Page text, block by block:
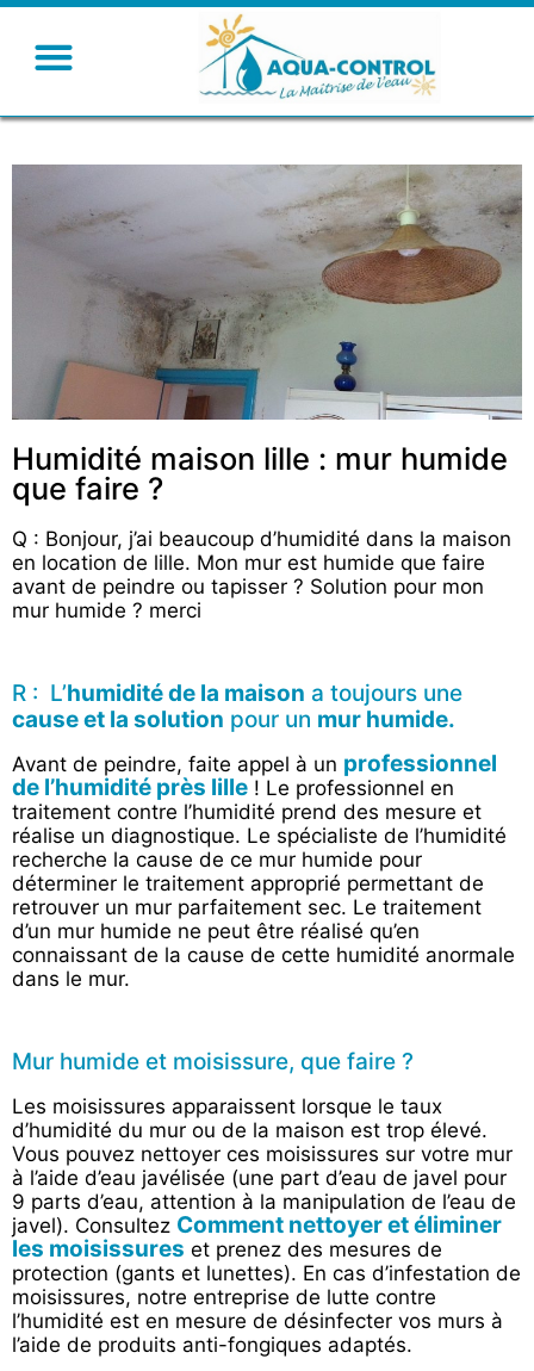
Humidité maison lille : mur humide
que faire ?
Q : Bonjour, j’ai beaucoup d’humidité dans la maison
en location de lille. Mon mur est humide que faire
avant de peindre ou tapisser ? Solution pour mon
mur humide ? merci
R : L’humidité de la maison a toujours une
cause et la solution pour un mur humide.
Avant de peindre, faite appel à un professionnel
de l’humidité près lille ! Le professionnel en
traitement contre l’humidité prend des mesure et
réalise un diagnostique. Le spécialiste de l’humidité
recherche la cause de ce mur humide pour
déterminer le traitement approprié permettant de
retrouver un mur parfaitement sec. Le traitement
d’un mur humide ne peut être réalisé qu’en
connaissant de la cause de cette humidité anormale
dans le mur.
Mur humide et moisissure, que faire ?
Les moisissures apparaissent lorsque le taux
d’humidité du mur ou de la maison est trop élevé.
Vous pouvez nettoyer ces moisissures sur votre mur
à l’aide d’eau javélisée (une part d’eau de javel pour
9 parts d’eau, attention à la manipulation de l’eau de
javel). Consultez Comment nettoyer et éliminer
les moisissures et prenez des mesures de
protection (gants et lunettes). En cas d’infestation de
moisissures, notre entreprise de lutte contre
l’humidité est en mesure de désinfecter vos murs à
l’aide de produits anti-fongiques adaptés.